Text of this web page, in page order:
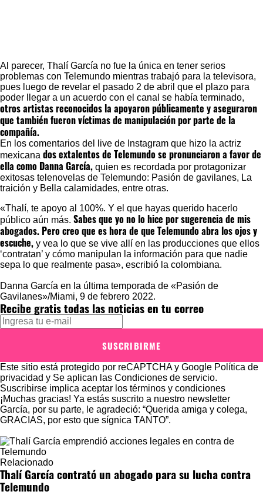
Al parecer, Thalí García no fue la única en tener serios
problemas con Telemundo mientras trabajó para la televisora,
pues luego de revelar el pasado 2 de abril que el plazo para
poder llegar a un acuerdo con el canal se había terminado,
otros artistas reconocidos la apoyaron públicamente y aseguraron
que también fueron víctimas de manipulación por parte de la
compañía.
En los comentarios del live de Instagram que hizo la actriz
mexicana dos extalentos de Telemundo se pronunciaron a favor de
ella como Danna García, quien es recordada por protagonizar
exitosas telenovelas de Telemundo: Pasión de gavilanes, La
traición y Bella calamidades, entre otras.
«Thalí, te apoyo al 100%. Y el que hayas querido hacerlo
público aún más. Sabes que yo no lo hice por sugerencia de mis
abogados. Pero creo que es hora de que Telemundo abra los ojos y
escuche, y vea lo que se vive allí en las producciones que ellos
‘contratan’ y cómo manipulan la información para que nadie
sepa lo que realmente pasa», escribió la colombiana.
Danna García en la última temporada de «Pasión de
Gavilanes»/Miami, 9 de febrero 2022.
Recibe gratis todas las noticias en tu correo
SUSCRIBIRME
Este sitio está protegido por reCAPTCHA y Google Política de
privacidad y Se aplican las Condiciones de servicio.
Suscribirse implica aceptar los términos y condiciones
¡Muchas gracias! Ya estás suscrito a nuestro newsletter
García, por su parte, le agradeció: “Querida amiga y colega,
GRACIAS, por esto que sígnica TANTO”.
Relacionado
Thalí García contrató un abogado para su lucha contra
Telemundo